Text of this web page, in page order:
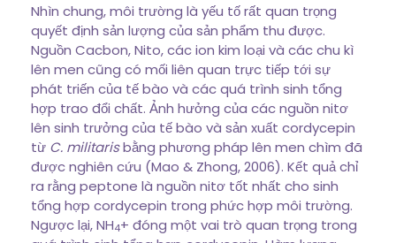
Nhìn chung, môi trường là yếu tố rất quan trọng
quyết định sản lượng của sản phẩm thu được.
Nguồn Cacbon, Nito, các ion kim loại và các chu kì
lên men cũng có mối liên quan trực tiếp tới sự
phát triến của tế bào và các quá trình sinh tổng
hợp trao đổi chất. Ảnh hưởng của các nguồn nitơ
lên sinh trưởng của tế bào và sản xuất cordycepin
từ C. militarisbằng phương pháp lên men chìm đã
được nghiên cứu (Mao & Zhong, 2006). Kết quả chỉ
ra rằng peptone là nguồn nitơ tốt nhất cho sinh
tổng hợp cordycepin trong phức hợp môi trường.
Ngược lại, NH4+ đóng một vai trò quan trọng trong